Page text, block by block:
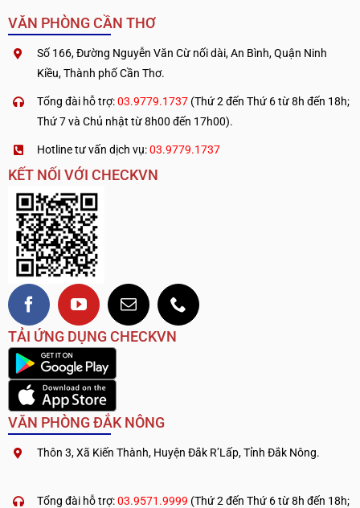
VĂN PHÒNG CẦN THƠ
Số 166, Đường Nguyễn Văn Cừ nối dài, An Bình, Quận Ninh
Kiều, Thành phố Cần Thơ.
Tổng đài hỗ trợ:03.9779.1737 (Thứ 2 đến Thứ 6 từ 8h đến 18h;
Thứ 7 và Chủ nhật từ 8h00 đến 17h00).
Hotline tư vấn dịch vụ:03.9779.1737
KẾT NỐI VỚI CHECKVN
TẢI ỨNG DỤNG CHECKVN
VĂN PHÒNG ĐẮK NÔNG
Thôn 3, Xã Kiến Thành, Huyện Đắk R’Lấp, Tỉnh Đắk Nông.
Tổng đài hỗ trợ:03.9571.9999 (Thứ 2 đến Thứ 6 từ 8h đến 18h;